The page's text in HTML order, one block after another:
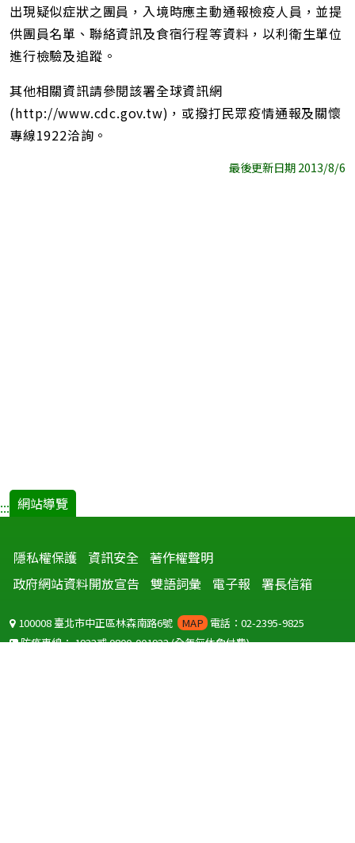
出現疑似症狀之團員，入境時應主動通報檢疫人員，並提
供團員名單、聯絡資訊及食宿行程等資料，以利衛生單位
進行檢驗及追蹤。
其他相關資訊請參閱該署全球資訊網
(http://www.cdc.gov.tw)，或撥打民眾疫情通報及關懷
專線1922洽詢。
最後更新日期 2013/8/6
::: 網站導覽
隱私權保護 資訊安全 著作權聲明
政府網站資料開放宣告
雙語詞彙 電子報 署長信箱
100008 臺北市中正區林森南路6號 MAP 電話：02-2395-9825
防疫專線：1922或0800-001922(全年無休免付費)